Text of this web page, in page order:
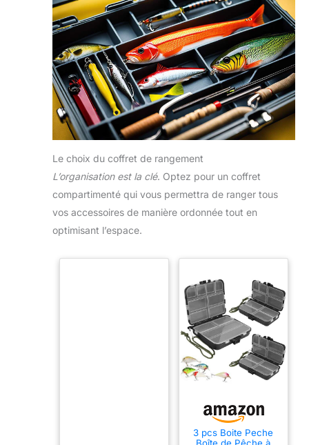
Le choix du coffret de rangement
L’organisation est la clé. Optez pour un coffret
compartimenté qui vous permettra de ranger tous
vos accessoires de manière ordonnée tout en
optimisant l’espace.
3 pcs Boite Peche